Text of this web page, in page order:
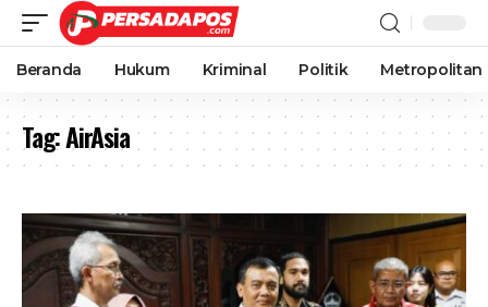
Beranda Hukum Kriminal Politik Metropolitan
Tag:AirAsia